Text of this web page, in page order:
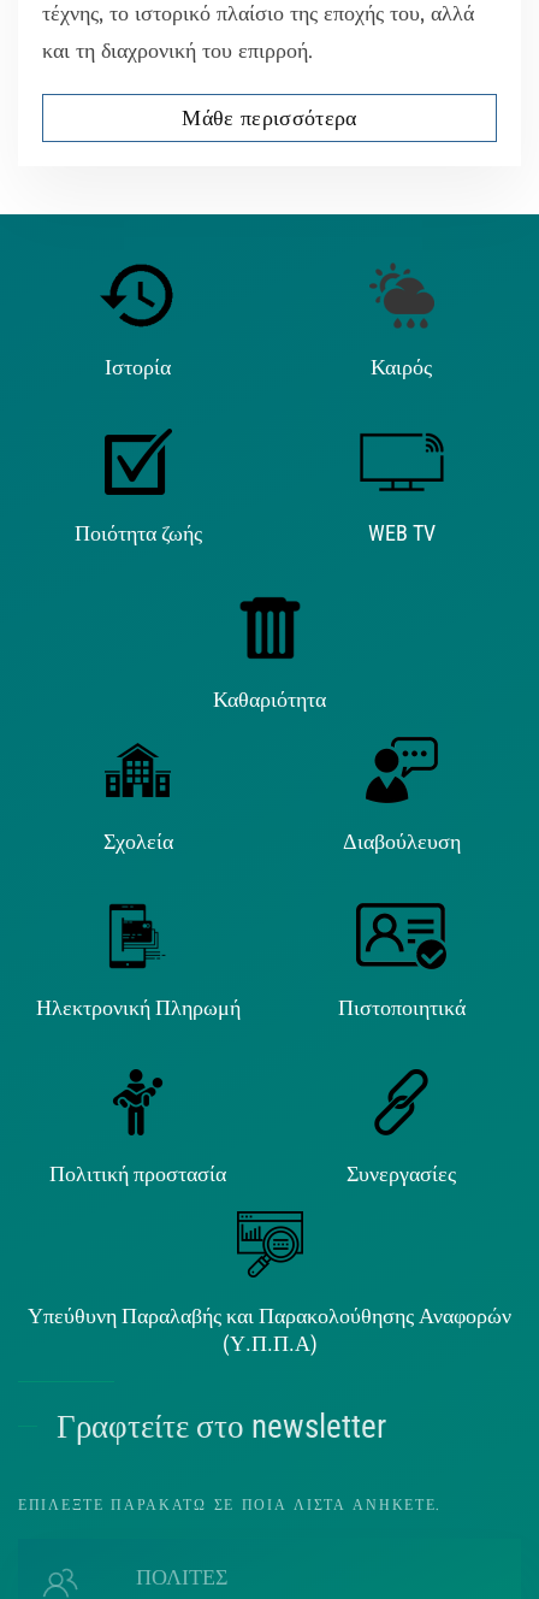
τέχνης, το ιστορικό πλαίσιο της εποχής του, αλλά
και τη διαχρονική του επιρροή.
Μάθε περισσότερα
Ιστορία Καιρός
Ποιότητα ζωής WEB TV
Καθαριότητα
Σχολεία Διαβούλευση
Ηλεκτρονική Πληρωμή Πιστοποιητικά
Πολιτική προστασία Συνεργασίες
Υπεύθυνη Παραλαβής και Παρακολούθησης Αναφορών
(Υ.Π.Π.Α)
Γραφτείτε στο newsletter
ΕΠΙΛΈΞΤΕ ΠΑΡΑΚΆΤΩ ΣΕ ΠΟΙΑ ΛΊΣΤΑ ΑΝΉΚΕΤΕ.
ΠΟΛΙΤΕΣ